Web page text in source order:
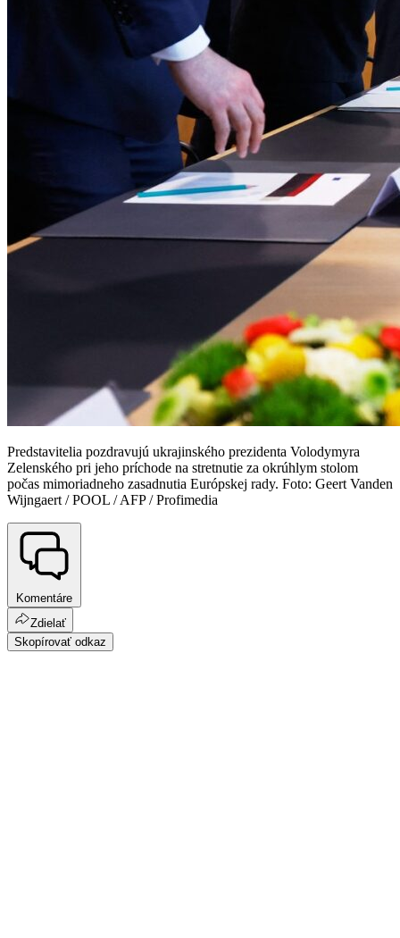
Predstavitelia pozdravujú ukrajinského prezidenta Volodymyra
Zelenského pri jeho príchode na stretnutie za okrúhlym stolom
počas mimoriadneho zasadnutia Európskej rady. Foto: Geert Vanden
Wijngaert / POOL / AFP / Profimedia
Komentáre
Zdielať
Skopírovať odkaz